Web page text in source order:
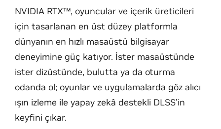
NVIDIA RTX™, oyuncular ve içerik üreticileri
için tasarlanan en üst düzey platformla
dünyanın en hızlı masaüstü bilgisayar
deneyimine güç katıyor. İster masaüstünde
ister dizüstünde, bulutta ya da oturma
odanda ol; oyunlar ve uygulamalarda göz alıcı
ışın izleme ile yapay zekâ destekli DLSS’in
keyfini çıkar.